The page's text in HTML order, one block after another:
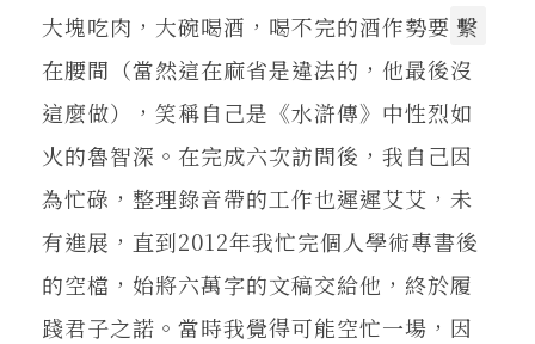
大塊吃肉，大碗喝酒，喝不完的酒作勢要 繫
在腰間（當然這在麻省是違法的，他最後沒
這麼做），笑稱自己是《水滸傳》中性烈如
火的魯智深。在完成六次訪問後，我自己因
為忙碌，整理錄音帶的工作也遲遲艾艾，未
有進展，直到2012年我忙完個人學術專書後
的空檔，始將六萬字的文稿交給他，終於履
踐君子之諾。當時我覺得可能空忙一場，因